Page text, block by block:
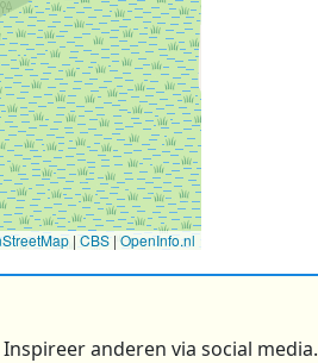
| CBS | OpenInfo.nl
anderen via social media.